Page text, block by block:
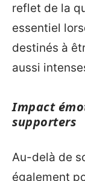
reflet de la
essentiel
destinés à
aussi
Impact
supporters
Au-delà de
également